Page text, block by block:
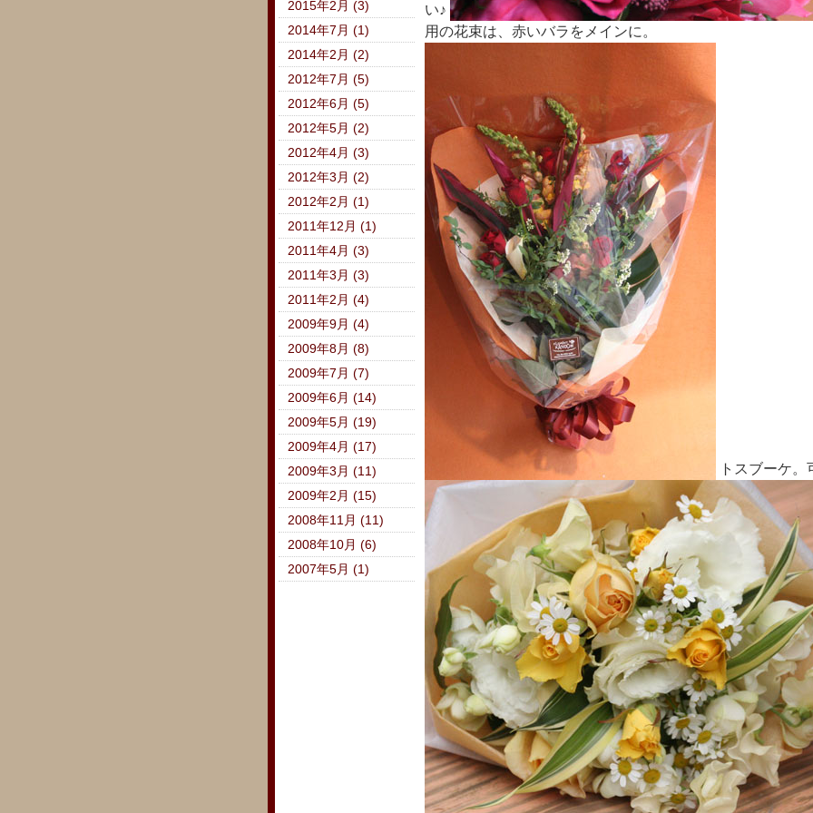
い♪
用の花束は、赤いバラをメインに。
トスブーケ
2015年2月 (3)
2014年7月 (1)
2014年2月 (2)
2012年7月 (5)
2012年6月 (5)
2012年5月 (2)
2012年4月 (3)
2012年3月 (2)
2012年2月 (1)
2011年12月 (1)
2011年4月 (3)
2011年3月 (3)
2011年2月 (4)
2009年9月 (4)
2009年8月 (8)
2009年7月 (7)
2009年6月 (14)
2009年5月 (19)
2009年4月 (17)
2009年3月 (11)
2009年2月 (15)
2008年11月 (11)
2008年10月 (6)
2007年5月 (1)